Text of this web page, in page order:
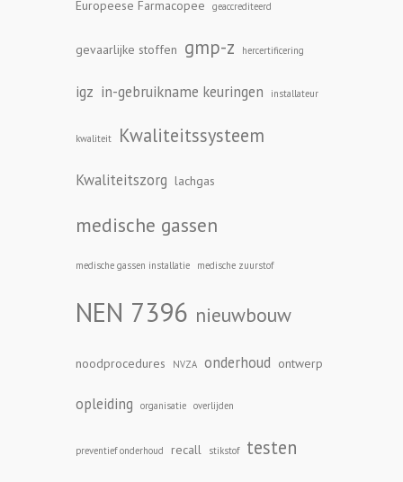
Europeese Farmacopee geaccrediteerd
gevaarlijke stoffen gmp-z hercertificering
igz in-gebruikname keuringen installateur
kwaliteit Kwaliteitssysteem
Kwaliteitszorg lachgas
medische gassen
medische gassen installatie medische zuurstof
NEN 7396 nieuwbouw
noodprocedures NVZA onderhoud ontwerp
opleiding organisatie overlijden
preventief onderhoud recall stikstof testen